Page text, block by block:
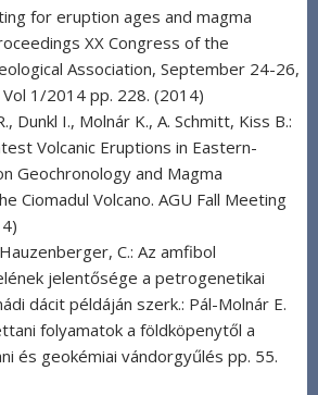
for eruption ages and magma
XX Congress of the
Association, September 24-26,
1/2014 pp. 228. (2014)
Dunkl I., Molnár K., A. Schmitt, Kiss B.:
Volcanic Eruptions in Eastern-
Geochronology and Magma
Ciomadul Volcano. AGU Fall Meeting
C.: Az amfibol
jelentősége a petrogenetikai
dácit példáján szerk.: Pál-Molnár E.
folyamatok a földköpenytől a
és geokémiai vándorgyűlés pp. 55.